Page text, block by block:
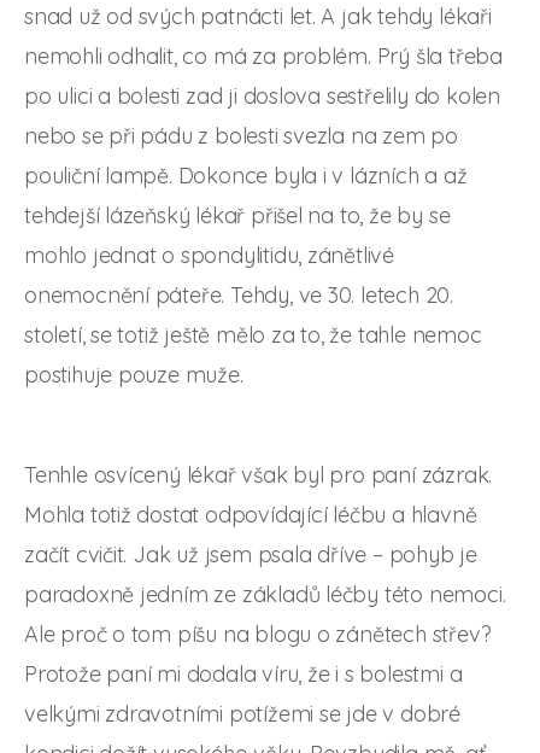
snad už od svých patnácti let. A jak tehdy lékaři
nemohli odhalit, co má za problém. Prý šla třeba
po ulici a bolesti zad ji doslova sestřelily do kolen
nebo se při pádu z bolesti svezla na zem po
pouliční lampě. Dokonce byla i v lázních a až
tehdejší lázeňský lékař přišel na to, že by se
mohlo jednat o spondylitidu, zánětlivé
onemocnění páteře. Tehdy, ve 30. letech 20.
století, se totiž ještě mělo za to, že tahle nemoc
postihuje pouze muže.
Tenhle osvícený lékař však byl pro paní zázrak.
Mohla totiž dostat odpovídající léčbu a hlavně
začít cvičit. Jak už jsem psala dříve – pohyb je
paradoxně jedním ze základů léčby této nemoci.
Ale proč o tom píšu na blogu o zánětech střev?
Protože paní mi dodala víru, že i s bolestmi a
velkými zdravotními potížemi se jde v dobré